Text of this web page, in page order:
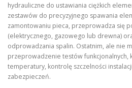
hydrauliczne do ustawiania ciężkich
zestawów do precyzyjnego spawania
zamontowaniu pieca, przeprowadza się
(elektrycznego, gazowego lub drewna)
odprowadzania spalin. Ostatnim, ale nie
przeprowadzenie testów
temperatury, kontrolę szczelności
zabezpieczeń.